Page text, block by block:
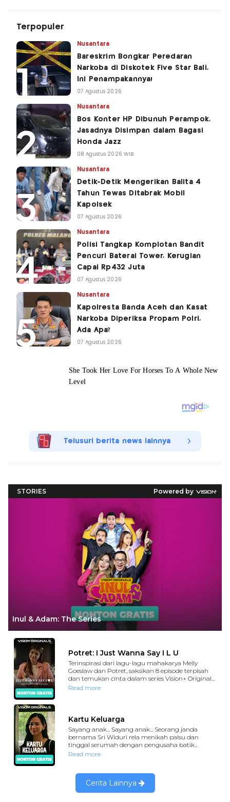
Terpopuler
Nusantara
Bareskrim Bongkar Peredaran
Narkoba di Diskotek Five Star Bali,
Ini Penampakannya!
07 Agustus 2026
Nusantara
Bos Konter HP Dibunuh Perampok,
Jasadnya Disimpan dalam Bagasi
Honda Jazz
08 Agustus 2026 WIB
Nusantara
Detik-Detik Mengerikan Balita 4
Tahun Tewas Ditabrak Mobil
Kapolsek
07 Agustus 2026
Nusantara
Polisi Tangkap Komplotan Bandit
Pencuri Baterai Tower, Kerugian
Capai Rp432 Juta
07 Agustus 2026
Nusantara
Kapolresta Banda Aceh dan Kasat
Narkoba Diperiksa Propam Polri,
Ada Apa?
07 Agustus 2026
Telusuri berita news lainnya